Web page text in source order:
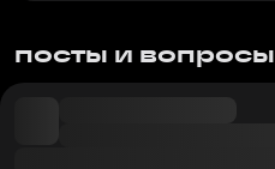
посты и вопросы